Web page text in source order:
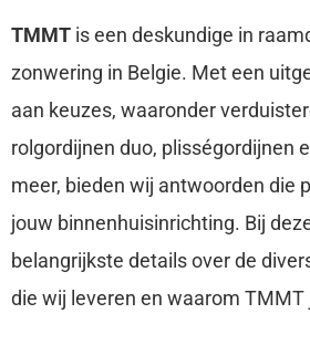
TMMT is een deskundige in
zonwering in Belgie. Met een
aan keuzes, waaronder
rolgordijnen duo, plisségordijnen
meer, bieden wij antwoorden die
jouw binnenhuisinrichting. Bij
belangrijkste details over de
die wij leveren en waarom